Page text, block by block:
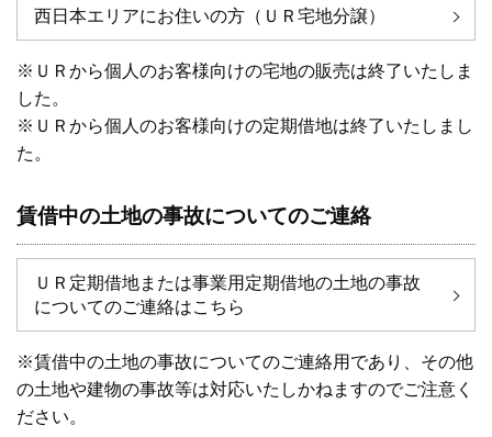
西日本エリアにお住いの方（ＵＲ宅地分譲）
※ＵＲから個人のお客様向けの宅地の販売は終了いたしま
した。
※ＵＲから個人のお客様向けの定期借地は終了いたしまし
た。
賃借中の土地の事故についてのご連絡
ＵＲ定期借地または事業用定期借地の土地の事故
についてのご連絡はこちら
※賃借中の土地の事故についてのご連絡用であり、その他
の土地や建物の事故等は対応いたしかねますのでご注意く
ださい。